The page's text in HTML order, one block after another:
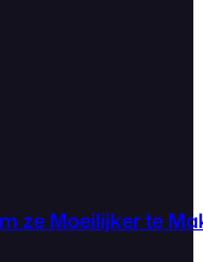
ze Moeilijker te